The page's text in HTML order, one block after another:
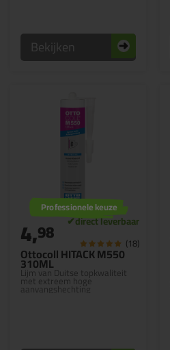
Bekijken
Ottocoll HITACK M550
310ML
Lijm van Duitse topkwaliteit
met extreem hoge
aanvangshechting
Professionele keuze
4,98 (18)